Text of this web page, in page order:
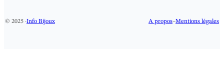
© 2025 ·Info Bijoux A propos–Mentions légales